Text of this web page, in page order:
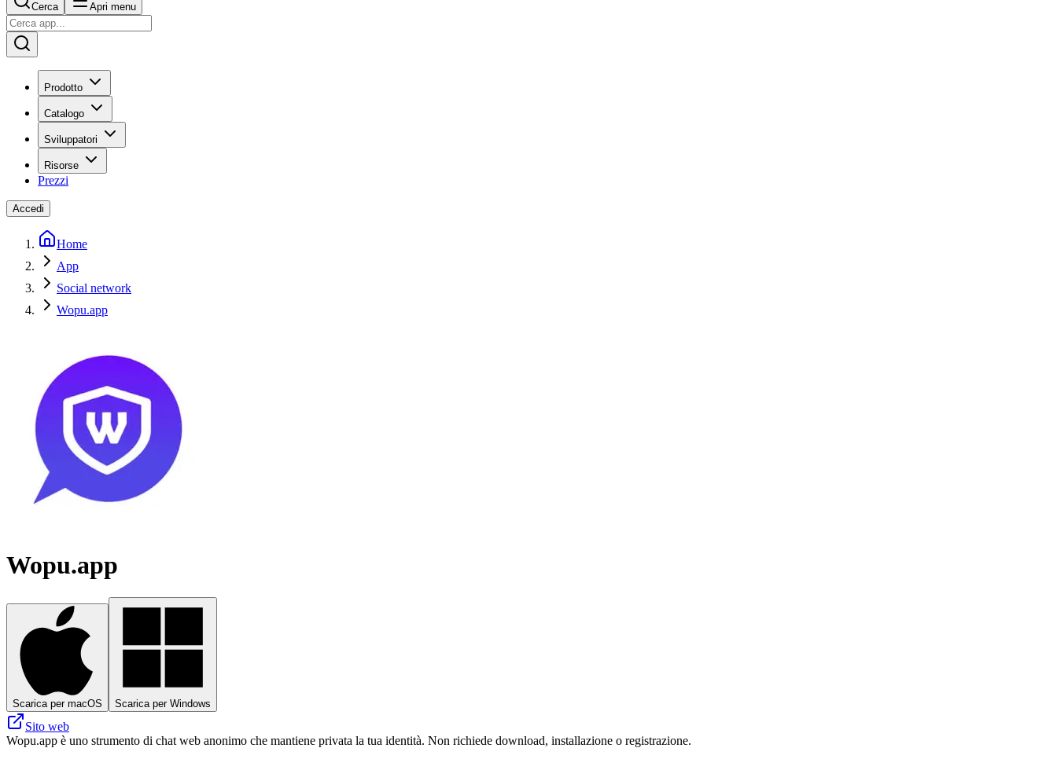
Cerca Apri menu
Prodotto
Catalogo
Sviluppatori
Risorse
Prezzi
Accedi
Home
App
Social network
Wopu.app
Wopu.app
Scarica per macOS Scarica per Windows
Sito web
Wopu.app è uno strumento di chat web anonimo che mantiene privata la tua identità. Non richiede download, installazione o registrazione.